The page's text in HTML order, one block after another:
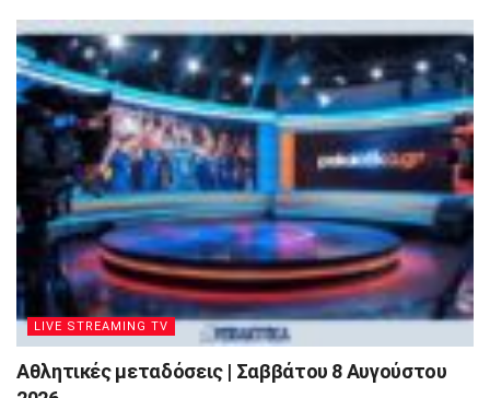
LIVE STREAMING TV
Αθλητικές μεταδόσεις | Σαββάτου 8 Αυγούστου